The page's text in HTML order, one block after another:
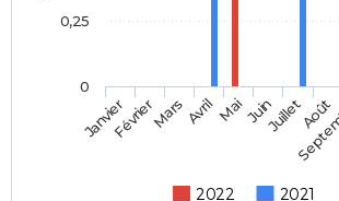
2022 2021
JanvierFévrierMars AvrilMaiJuinJuilletAoût
0
0,25